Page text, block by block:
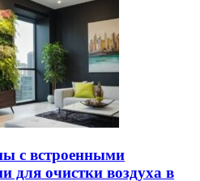
с встроенными
для очистки воздуха в